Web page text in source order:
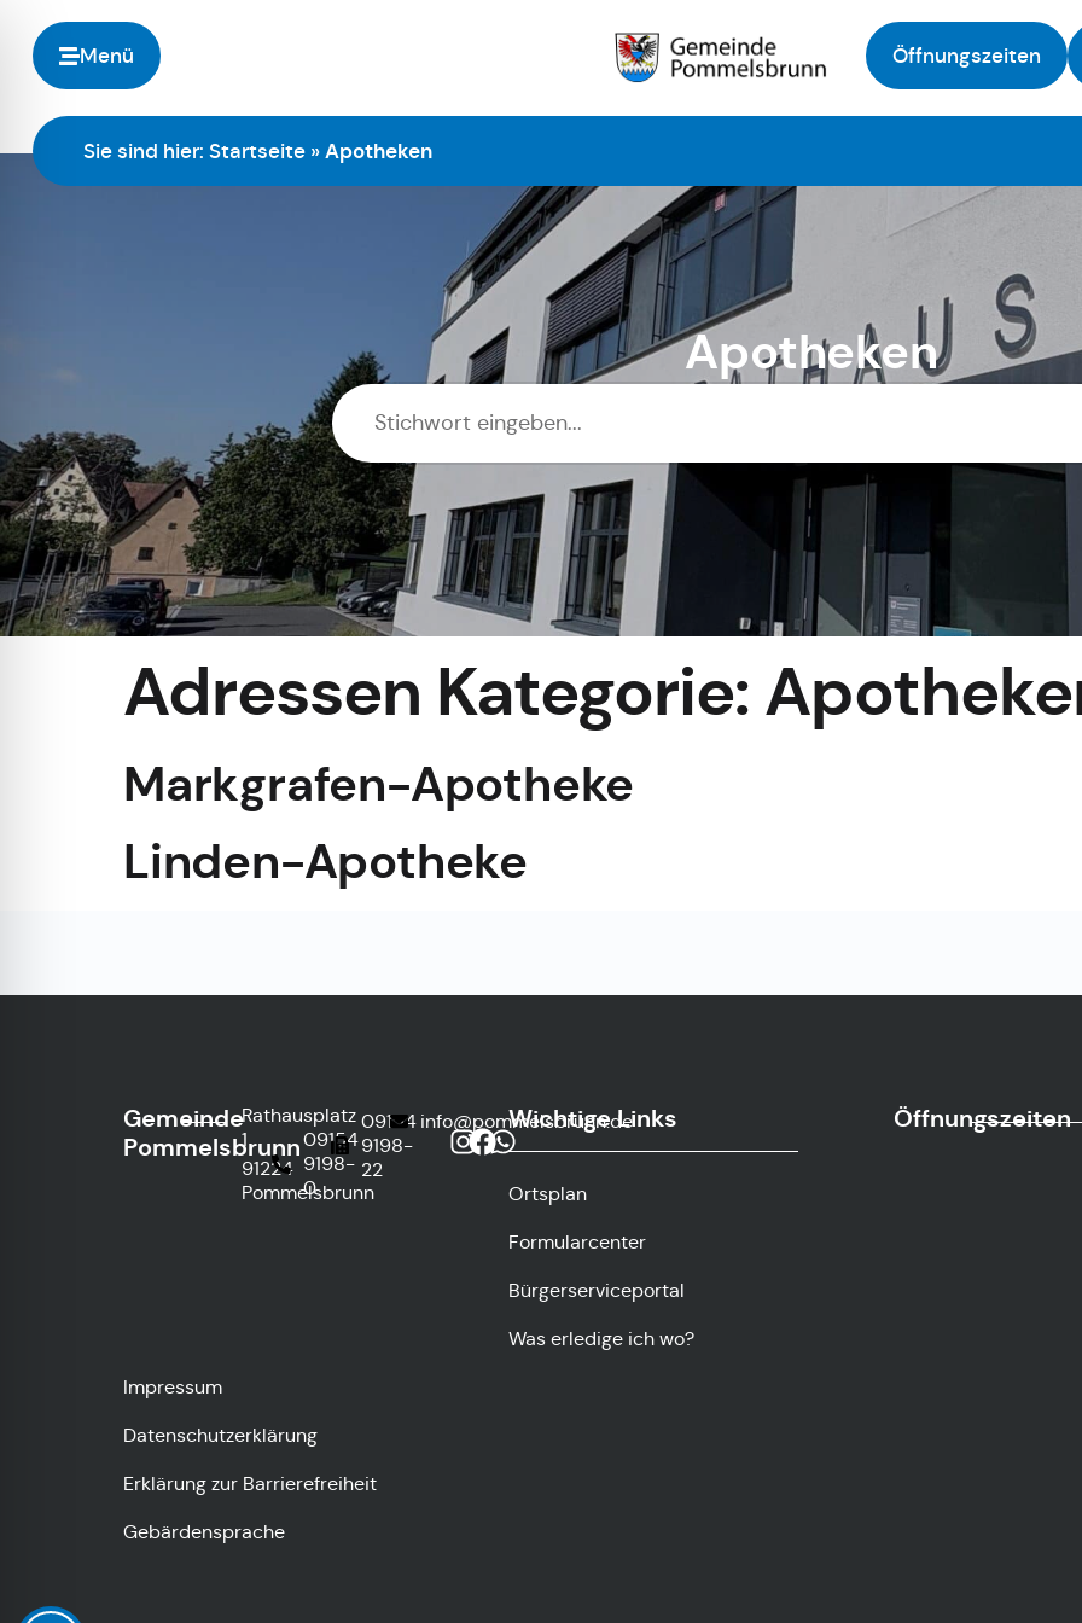
Menü
Zur Startseite
Öffnungszeiten
Sie sind hier: Startseite »Apotheken
Apotheken
Adressen Kategorie:
Markgrafen-Apotheke
Linden-Apotheke
Gemeinde
Pommelsbrunn
Rathausplatz
1
91224
Pommelsbrunn
09154
9198-
0
09154
9198-
22
info@pommelsbrunn.de
Wichtige Links
Ortsplan
Formularcenter
Bürgerserviceportal
Was erledige ich wo?
Öffnungszeiten
Impressum
Datenschutzerklärung
Erklärung zur Barrierefreiheit
Gebärdensprache